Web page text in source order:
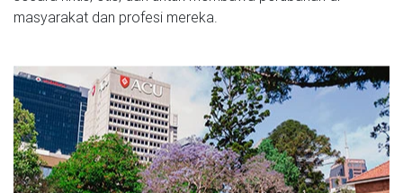
masyarakat dan profesi mereka.